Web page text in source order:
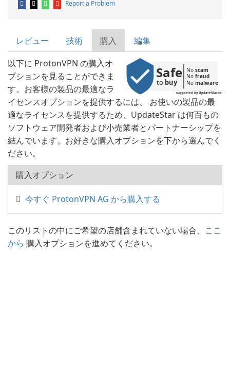
Report a Problem
レビュー 技術 購入 編集
supported by UpdateStar.com
Safe
to buy
No scam
No fraud
No malware
以下に ProtonVPN の購入オ
プションを見ることができま
す。お客様の製品の最適なラ
イセンスオプションを提供するには、 お使いの製品の最
適なライセンスを提供するため、UpdateStar は何百もの
ソフトウェア開発者および小売業者とパートナーシップを
結んでいます。お好きな購入オプションを下から選んでく
ださい。
購入オプション
今すぐ ProtonVPN AG から購入する
このリストの中にご希望の店舗含まれていない場合、 ここ
から 購入オプションを進めてください。